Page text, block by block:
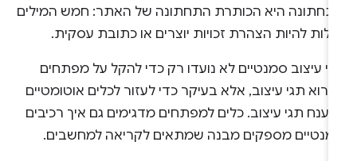
היא הכותרת התחתונה של האתר: חמש המילים
להיות הצהרת זכויות יוצרים או כתובת עסקית.
עיצוב סמנטיים לא נועדו רק כדי להקל על מפתחים
תגי עיצוב, אלא בעיקר כדי לעזור לכלים אוטומטיים
תגי עיצוב. כלים למפתחים מדגימים גם איך רכיבים
מספקים מבנה שמתאים לקריאה למחשבים.